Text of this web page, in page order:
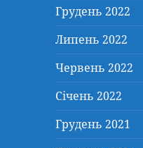
Грудень 2022
Липень 2022
Червень 2022
Січень 2022
Грудень 2021